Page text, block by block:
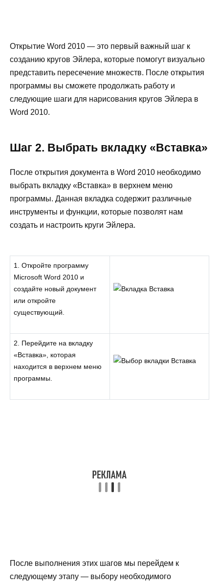
Открытие Word 2010 — это первый важный шаг к
созданию кругов Эйлера, которые помогут визуально
представить пересечение множеств. После открытия
программы вы сможете продолжать работу и
следующие шаги для нарисования кругов Эйлера в
Word 2010.
Шаг 2. Выбрать вкладку «Вставка»
После открытия документа в Word 2010 необходимо
выбрать вкладку «Вставка» в верхнем меню
программы. Данная вкладка содержит различные
инструменты и функции, которые позволят нам
создать и настроить круги Эйлера.
1. Откройте программу
Microsoft Word 2010 и
создайте новый документ
или откройте
существующий.
2. Перейдите на вкладку
«Вставка», которая
находится в верхнем меню
программы.
После выполнения этих шагов мы перейдем к
следующему этапу — выбору необходимого